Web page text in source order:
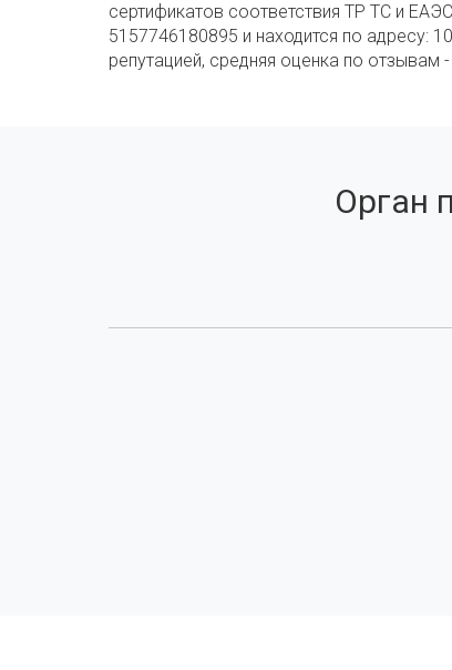
сертификатов соответствия ТР ТС и
5157746180895 и находится по адресу:
репутацией, средняя оценка по отзывам
Орган